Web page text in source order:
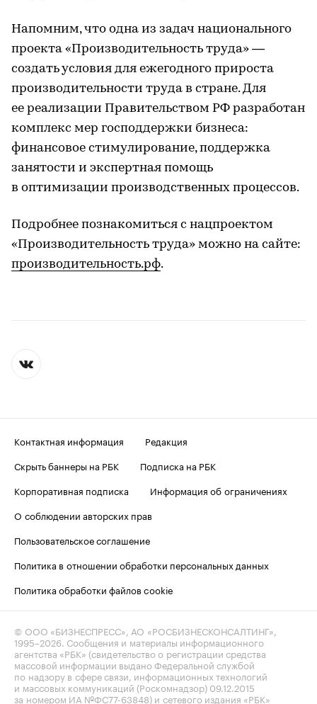
Напомним, что одна из задач национального
проекта «Производительность труда» —
создать условия для ежегодного прироста
производительности труда в стране. Для
ее реализации Правительством РФ разработан
комплекс мер господдержки бизнеса:
финансовое стимулирование, поддержка
занятости и экспертная помощь
в оптимизации производственных процессов.
Подробнее познакомиться с нацпроектом
«Производительность труда» можно на сайте:
производительность.рф.
Контактная информация
Редакция
Скрыть баннеры на РБК
Подписка на РБК
Корпоративная подписка
Информация об ограничениях
О соблюдении авторских прав
Пользовательское соглашение
Политика в отношении обработки персональных данных
Политика обработки файлов cookie
© ООО «БИЗНЕСПРЕСС», АО «РОСБИЗНЕСКОНСАЛТИНГ»,
1995–2026. Сообщения и материалы информационного
агентства «РБК» (свидетельство о регистрации средства
массовой информации выдано Федеральной службой
по надзору в сфере связи, информационных технологий
и массовых коммуникаций (Роскомнадзор) 09.12.2015
за номером ИА №ФС77-63848) и сетевого издания «РБК»